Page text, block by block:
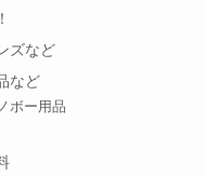
ズなど
など
ボー用品